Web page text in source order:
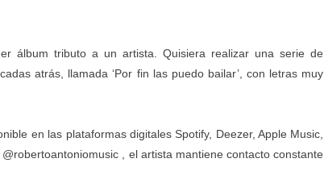
álbum tributo a un artista. Quisiera realizar una serie de
atrás, llamada ‘Por fin las puedo bailar’, con letras muy
en las plataformas digitales Spotify, Deezer, Apple Music,
, el artista mantiene contacto constante